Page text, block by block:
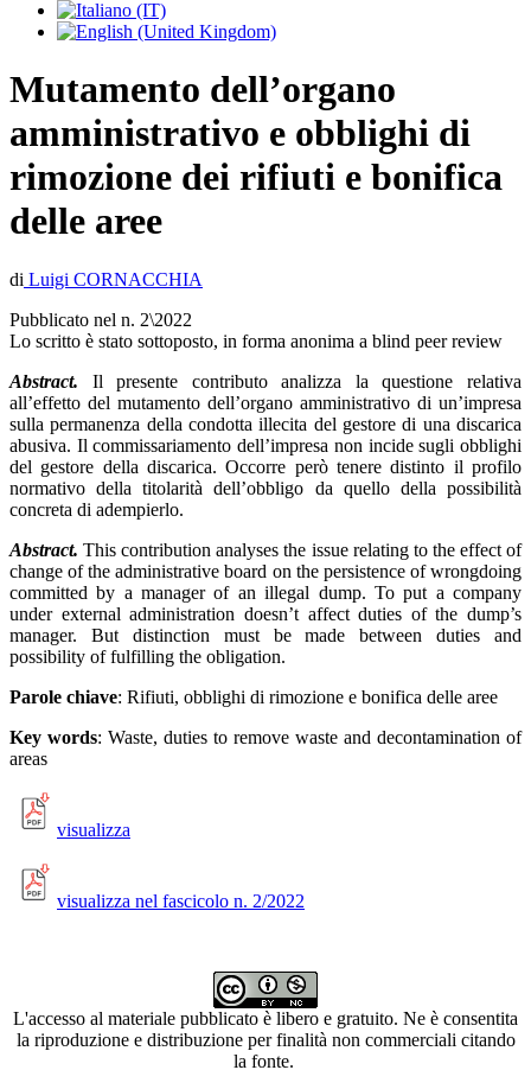
Mutamento dell’organo
amministrativo e obblighi di
rimozione dei rifiuti e bonifica
delle aree
di Luigi CORNACCHIA
Pubblicato nel n. 2\2022
Lo scritto è stato sottoposto, in forma anonima a blind peer review
Abstract.
Il presente contributo analizza la questione relativa
all’effetto del mutamento dell’organo amministrativo di un’impresa
sulla permanenza della condotta illecita del gestore di una discarica
abusiva. Il commissariamento dell’impresa non incide sugli obblighi
del gestore della discarica. Occorre però tenere distinto il profilo
normativo della titolarità dell’obbligo da quello della possibilità
concreta di adempierlo.
Abstract.This contribution analyses the issue relating to the effect of
change of the administrative board on the persistence of wrongdoing
committed by a manager of an illegal dump. To put a company
under external administration doesn’t affect duties of the dump’s
manager. But distinction must be made between duties and
possibility of fulfilling the obligation.
Parole chiave: Rifiuti, obblighi di rimozione e bonifica delle aree
Key words: Waste, duties to remove waste and decontamination of
areas
visualizza
visualizza nel fascicolo n. 2/2022
L'accesso al materiale pubblicato è libero e gratuito. Ne è consentita
la riproduzione e distribuzione per finalità non commerciali citando
la fonte.